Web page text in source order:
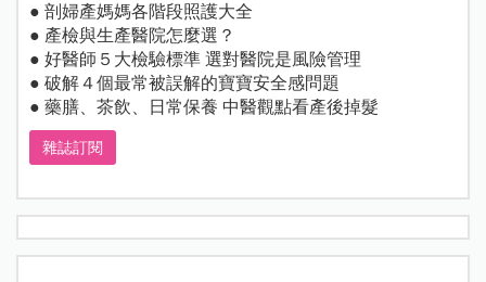
● 剖婦產媽媽各階段照護大全
● 產檢與生產醫院怎麼選？
● 好醫師５大檢驗標準 選對醫院是風險管理
● 破解４個最常被誤解的寶寶安全感問題
● 藥膳、茶飲、日常保養 中醫觀點看產後掉髮
雜誌訂閱